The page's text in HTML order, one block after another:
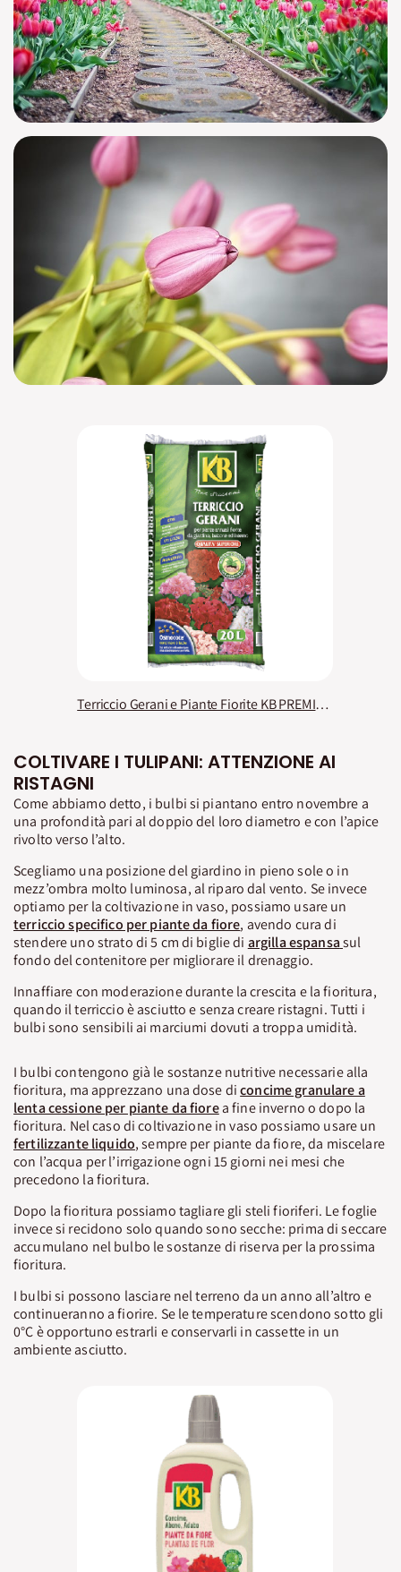
Terriccio Gerani e Piante Fiorite KB PREMIUM
COLTIVARE I TULIPANI: ATTENZIONE AI
RISTAGNI
Come abbiamo detto, i bulbi si piantano entro novembre a
una profondità pari al doppio del loro diametro e con l’apice
rivolto verso l’alto.
Scegliamo una posizione del giardino in pieno sole o in
mezz’ombra molto luminosa, al riparo dal vento. Se invece
optiamo per la coltivazione in vaso, possiamo usare un
terriccio specifico per piante da fiore, avendo cura di
stendere uno strato di 5 cm di biglie di argilla espansasul
fondo del contenitore per migliorare il drenaggio.
Innaffiare con moderazione durante la crescita e la fioritura,
quando il terriccio è asciutto e senza creare ristagni. Tutti i
bulbi sono sensibili ai marciumi dovuti a troppa umidità.
I bulbi contengono già le sostanze nutritive necessarie alla
fioritura, ma apprezzano una dose diconcime granulare a
lenta cessione per piante da fiorea fine inverno o dopo la
fioritura. Nel caso di coltivazione in vaso possiamo usare un
fertilizzante liquido, sempre per piante da fiore, da miscelare
con l’acqua per l’irrigazione ogni 15 giorni nei mesi che
precedono la fioritura.
Dopo la fioritura possiamo tagliare gli steli fioriferi. Le foglie
invece si recidono solo quando sono secche: prima di seccare
accumulano nel bulbo le sostanze di riserva per la prossima
fioritura.
I bulbi si possono lasciare nel terreno da un anno all’altro e
continueranno a fiorire. Se le temperature scendono sotto gli
0°C è opportuno estrarli e conservarli in cassette in un
ambiente asciutto.